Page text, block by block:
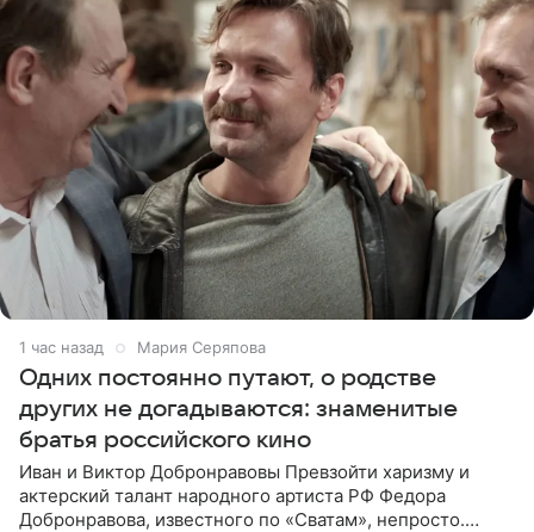
1 час назад Мария Серяпова
Одних постоянно путают, о родстве
других не догадываются: знаменитые
братья российского кино
Иван и Виктор Добронравовы Превзойти харизму и
актерский талант народного артиста РФ Федора
Добронравова, известного по «Сватам», непросто.